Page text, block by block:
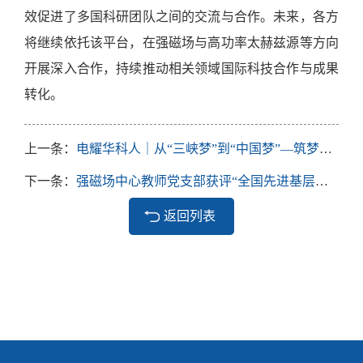
效促进了多国科研团队之间的交流与合作。未来，各方
将继续依托该平台，在强磁场与高功率太赫兹源等方向
开展深入合作，持续推动相关领域国际科技合作与成果
转化。
上一条： 电耀华科人｜从“三峡梦”到“中国梦”—筑梦强国的时代先锋
下一条： 强磁场中心教师党支部获评“全国先进基层党组织”
返回列表